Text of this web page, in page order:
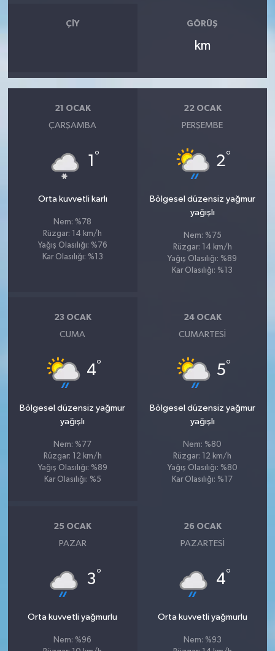
ÇIY GÖRÜŞ
km
21 OCAK
ÇARŞAMBA
1 °
Orta kuvvetli karlı
Nem: %78
Rüzgar: 14 km/h
Yağış Olasılığı: %76
Kar Olasılığı: %13
22 OCAK
PERŞEMBE
2°
Bölgesel düzensiz yağmur
yağışlı
Nem: %75
Rüzgar: 14 km/h
Yağış Olasılığı: %89
Kar Olasılığı: %13
23 OCAK
CUMA
4°
Bölgesel düzensiz yağmur
yağışlı
Nem: %77
Rüzgar: 12 km/h
Yağış Olasılığı: %89
Kar Olasılığı: %5
24 OCAK
CUMARTESI
5°
Bölgesel düzensiz yağmur
yağışlı
Nem: %80
Rüzgar: 12 km/h
Yağış Olasılığı: %80
Kar Olasılığı: %17
25 OCAK
PAZAR
3°
Orta kuvvetli yağmurlu
Nem: %96
26 OCAK
PAZARTESI
4°
Orta kuvvetli yağmurlu
Nem: %93